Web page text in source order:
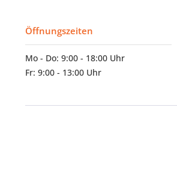
Öffnungszeiten
Mo - Do: 9:00 - 18:00 Uhr
Fr: 9:00 - 13:00 Uhr